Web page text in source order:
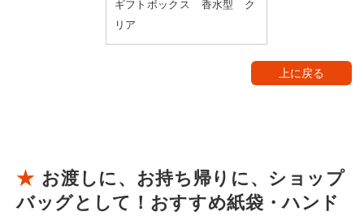
ギフトボックス 香水型 ク
リア
上に戻る
お渡しに、お持ち帰りに、ショップ
バッグとして！おすすめ紙袋・ハンド